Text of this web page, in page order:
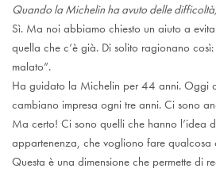
Quando la Michelin ha avuto delle
Sì. Ma noi abbiamo chiesto un aiuto a
quella che c’è già. Di solito ragionano
malato”.
Ha guidato la Michelin per 44 anni. Oggi
cambiano impresa ogni tre anni. Ci sono
Ma certo! Ci sono quelli che hanno l’idea
appartenenza, che vogliono fare qualcosa
Questa è una dimensione che permette di